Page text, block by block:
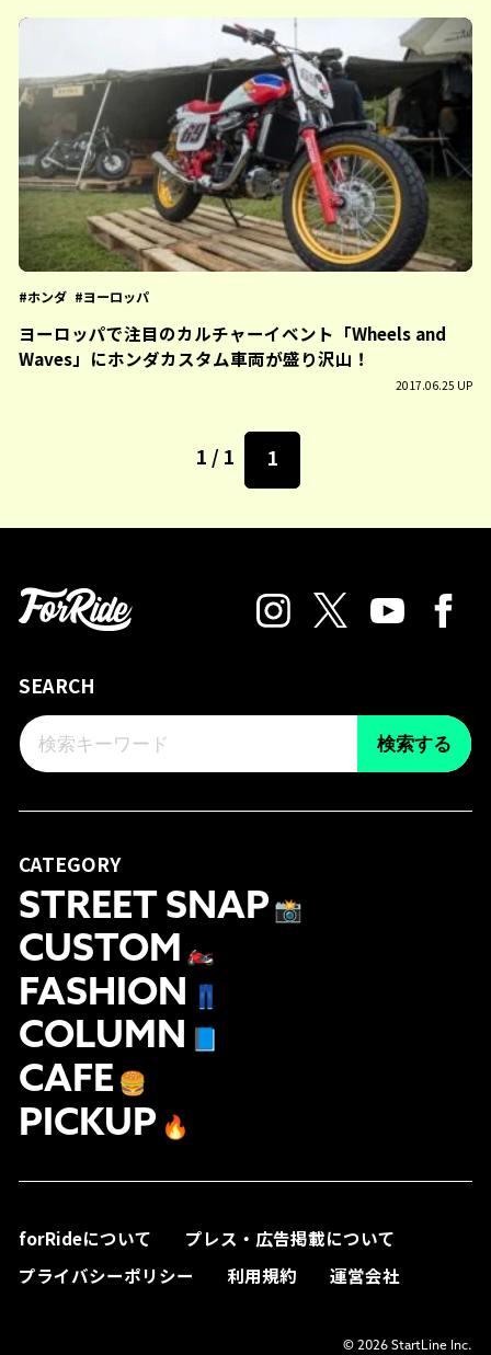
ホンダ ヨーロッパ
ヨーロッパで注目のカルチャーイベント「Wheels and
Waves」にホンダカスタム車両が盛り沢山！
2017.06.25 UP
1 / 1 1
SEARCH
検索する
CATEGORY
STREET SNAP 📸
CUSTOM 🏍
FASHION 👖
COLUMN
CAFE 🍔
PICKUP 🔥
forRideについて
プレス・広告掲載について
プライバシーポリシー
利用規約 運営会社
© 2026 StartLine Inc.